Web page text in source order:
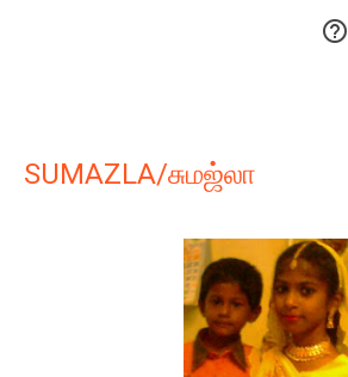

SUMAZLA/சுமஜ்லா